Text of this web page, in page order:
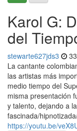
Karol G:
del
stewarte627jds3
La cantante
las artistas más
medio tiempo del
misma presentación
y talento, dejando a
fascinada/
https://youtu.be/